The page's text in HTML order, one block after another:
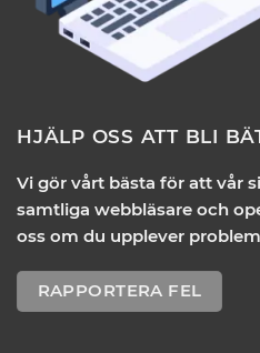
HJÄLP OSS ATT BLI
Vi gör vårt bästa för att vår
samtliga webbläsare och
oss om du upplever
RAPPORTERA FEL